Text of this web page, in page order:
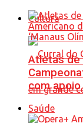
Cultura
Atletas de
com apoio
Saúde